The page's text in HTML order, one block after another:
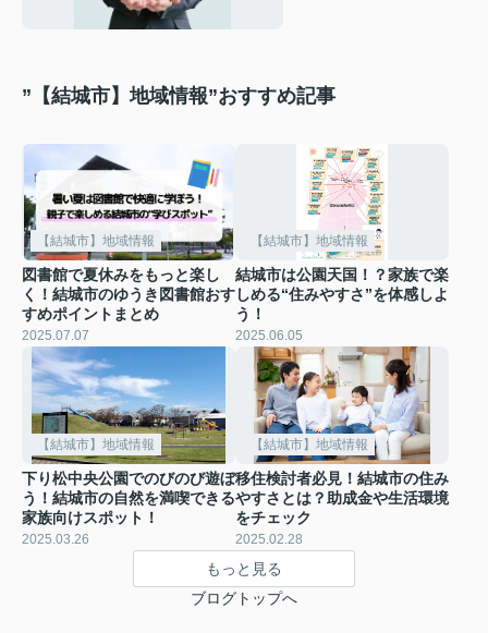
”【結城市】地域情報”おすすめ記事
【結城市】地域情報
図書館で夏休みをもっと楽し
く！結城市のゆうき図書館おす
すめポイントまとめ
2025.07.07
【結城市】地域情報
結城市は公園天国！？家族で楽
しめる“住みやすさ”を体感しよ
う！
2025.06.05
【結城市】地域情報
下り松中央公園でのびのび遊ぼ
う！結城市の自然を満喫できる
家族向けスポット！
2025.03.26
【結城市】地域情報
移住検討者必見！結城市の住み
やすさとは？助成金や生活環境
をチェック
2025.02.28
もっと見る
ブログトップへ